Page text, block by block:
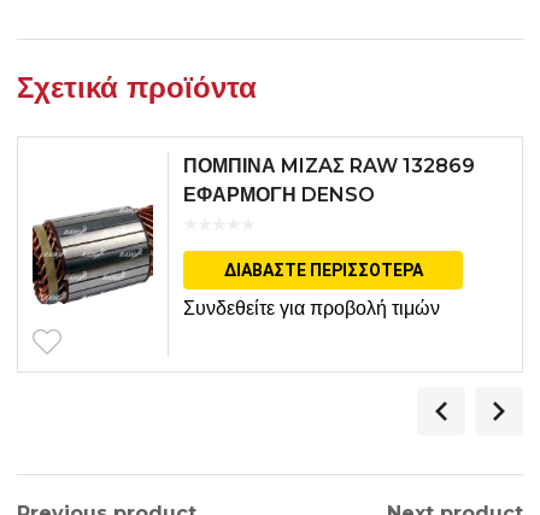
Σχετικά προϊόντα
ΠΟΜΠΙΝΑ MIZAΣ RAW 132869
ΕΦΑΡΜΟΓΗ DENSO
ΔΙΑΒΆΣΤΕ ΠΕΡΙΣΣΌΤΕΡΑ
Συνδεθείτε για προβολή τιμών